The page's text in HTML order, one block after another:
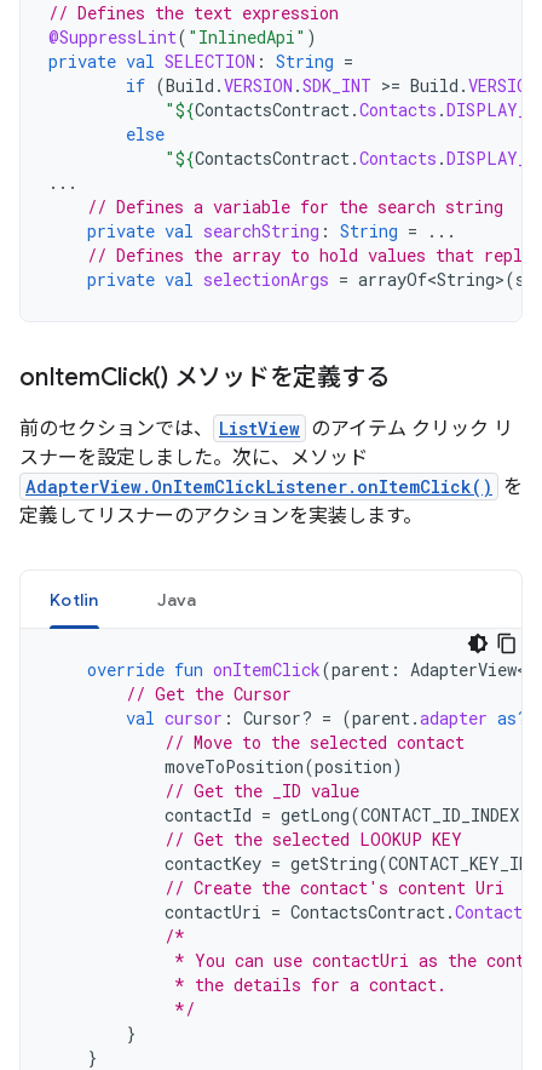
// Defines the text expression
@SuppressLint( "InlinedApi" )
private val SELECTION : String =
if (Build .VERSION .SDK_INT >= Build .
"${ContactsContract.Contacts .
else
"${ContactsContract.Contacts .
...
// Defines a variable for the search string
private val searchString : String =
...
// Defines the array to hold values that
private val selectionArgs = arrayOf<String>(
onItemClick() メソッドを定義する
前のセクションでは、 ListView のアイテム クリック リ
スナーを設定しました。次に、メソッド
AdapterView.OnItemClickListener.onItemClick()
を
定義してリスナーのアクションを実装します。
Kotlin Java
override fun onItemClick(parent : AdapterView<
// Get the Cursor
val cursor : Cursor? = (parent.adapter as?
// Move to the selected contact
moveToPosition(position)
// Get the _ID value
contactId = getLong(CONTACT_ID_INDEX
// Get the selected LOOKUP KEY
contactKey = getString(
// Create the contact's content Uri
contactUri = ContactsContract.Contacts
/*
* You can use contactUri as the
             * the details for a contact.
             */
}
}